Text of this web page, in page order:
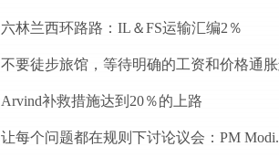
六林兰西环路路：IL＆FS运输汇编2％
Arvind补救措施达到20％的上路
让每个问题都在规则下讨论议会：PM Modi.